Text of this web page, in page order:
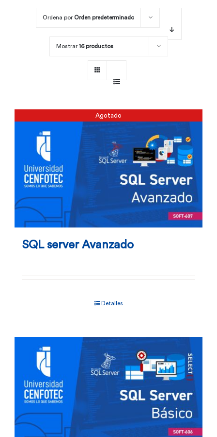
Ordena por Orden predeterminado
Mostrar 16 productos
Agotado
SQL server Avanzado
Detalles